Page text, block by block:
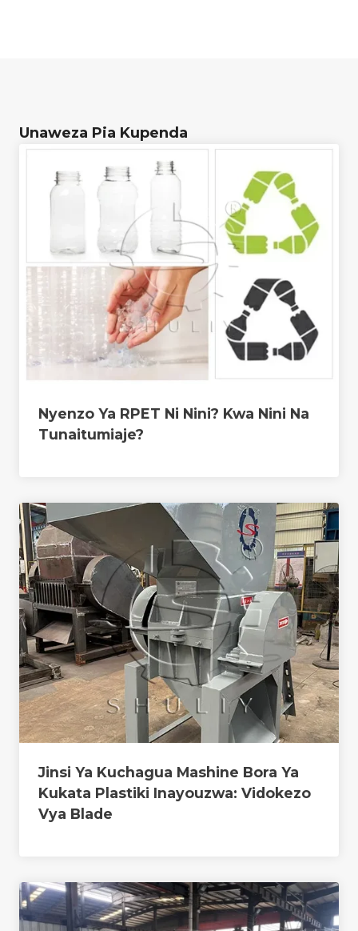
Unaweza Pia Kupenda
Nyenzo Ya RPET Ni Nini? Kwa Nini Na
Tunaitumiaje?
Jinsi Ya Kuchagua Mashine Bora Ya
Kukata Plastiki Inayouzwa: Vidokezo
Vya Blade